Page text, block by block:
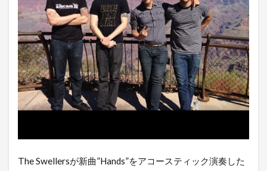
The Swellersが新曲”Hands”をアコースティック演奏した